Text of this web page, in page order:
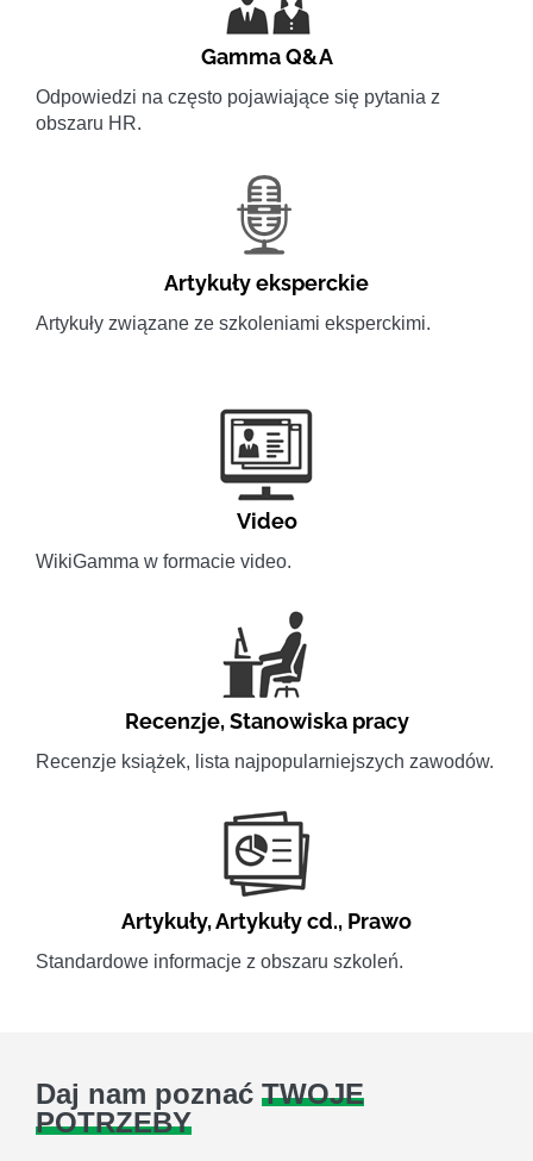
Gamma Q&A
Odpowiedzi na często pojawiające się pytania z
obszaru HR.
Artykuły eksperckie
Artykuły związane ze szkoleniami eksperckimi.
Video
WikiGamma w formacie video.
Recenzje,Stanowiska pracy
Recenzje książek, lista najpopularniejszych zawodów.
Artykuły,Artykuły cd., Prawo
Standardowe informacje z obszaru szkoleń.
Daj nam poznać TWOJE
POTRZEBY